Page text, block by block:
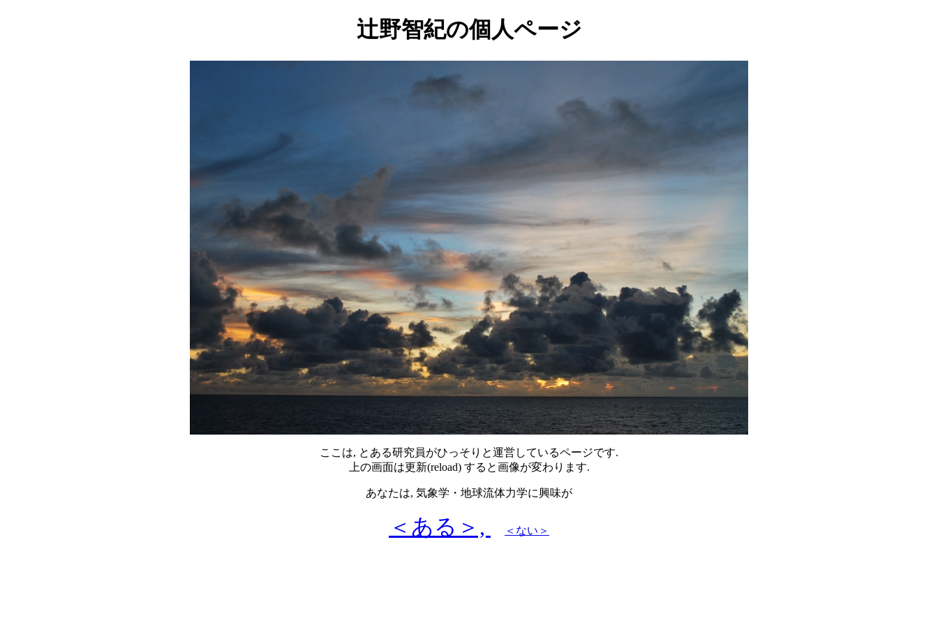
辻野智紀の個人ページ
ここは, とある研究員がひっそりと運営しているページです.
上の画面は更新(reload) すると画像が変わります.
あなたは, 気象学・地球流体力学に興味が
＜ある＞, ＜ない＞